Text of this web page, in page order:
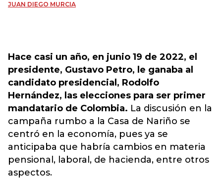
JUAN DIEGO MURCIA
Hace casi un año, en junio 19 de 2022, el
presidente, Gustavo Petro, le ganaba al
candidato presidencial, Rodolfo
Hernández, las elecciones para ser primer
mandatario de Colombia. La discusión en la
campaña rumbo a la Casa de Nariño se
centró en la economía, pues ya se
anticipaba que habría cambios en materia
pensional, laboral, de hacienda, entre otros
aspectos.